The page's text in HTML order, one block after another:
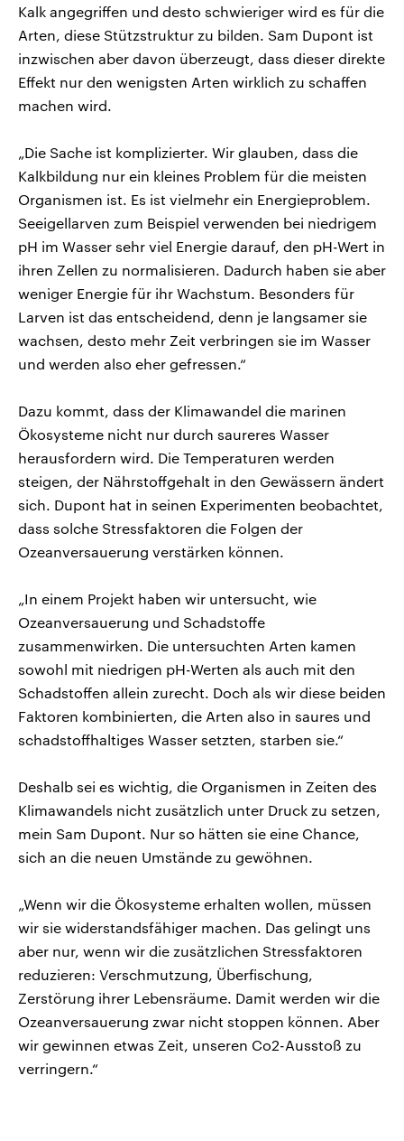
Kalk angegriffen und desto schwieriger wird es für die
Arten, diese Stützstruktur zu bilden. Sam Dupont ist
inzwischen aber davon überzeugt, dass dieser direkte
Effekt nur den wenigsten Arten wirklich zu schaffen
machen wird.
„Die Sache ist komplizierter. Wir glauben, dass die
Kalkbildung nur ein kleines Problem für die meisten
Organismen ist. Es ist vielmehr ein Energieproblem.
Seeigellarven zum Beispiel verwenden bei niedrigem
pH im Wasser sehr viel Energie darauf, den pH-Wert in
ihren Zellen zu normalisieren. Dadurch haben sie aber
weniger Energie für ihr Wachstum. Besonders für
Larven ist das entscheidend, denn je langsamer sie
wachsen, desto mehr Zeit verbringen sie im Wasser
und werden also eher gefressen.“
Dazu kommt, dass der Klimawandel die marinen
Ökosysteme nicht nur durch saureres Wasser
herausfordern wird. Die Temperaturen werden
steigen, der Nährstoffgehalt in den Gewässern ändert
sich. Dupont hat in seinen Experimenten beobachtet,
dass solche Stressfaktoren die Folgen der
Ozeanversauerung verstärken können.
„In einem Projekt haben wir untersucht, wie
Ozeanversauerung und Schadstoffe
zusammenwirken. Die untersuchten Arten kamen
sowohl mit niedrigen pH-Werten als auch mit den
Schadstoffen allein zurecht. Doch als wir diese beiden
Faktoren kombinierten, die Arten also in saures und
schadstoffhaltiges Wasser setzten, starben sie.“
Deshalb sei es wichtig, die Organismen in Zeiten des
Klimawandels nicht zusätzlich unter Druck zu setzen,
mein Sam Dupont. Nur so hätten sie eine Chance,
sich an die neuen Umstände zu gewöhnen.
„Wenn wir die Ökosysteme erhalten wollen, müssen
wir sie widerstandsfähiger machen. Das gelingt uns
aber nur, wenn wir die zusätzlichen Stressfaktoren
reduzieren: Verschmutzung, Überfischung,
Zerstörung ihrer Lebensräume. Damit werden wir die
Ozeanversauerung zwar nicht stoppen können. Aber
wir gewinnen etwas Zeit, unseren Co2-Ausstoß zu
verringern.“